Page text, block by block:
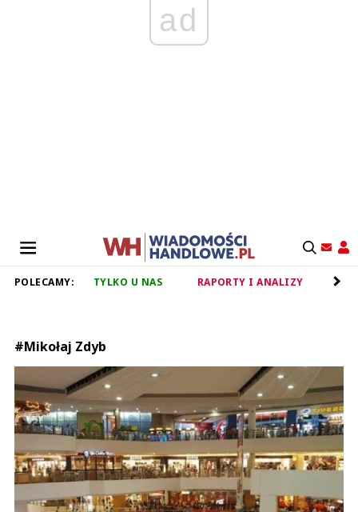
ad
POLECAMY: TYLKO U NAS RAPORTY I ANALIZY
#Mikołaj Zdyb